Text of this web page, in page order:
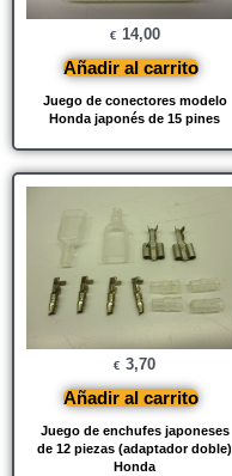
Juego de conectores modelo
Honda japonés de 15 pines
€ 14,00
Añadir al carrito
Juego de enchufes japoneses
de 12 piezas (adaptador doble)
Honda
€ 3,70
Añadir al carrito